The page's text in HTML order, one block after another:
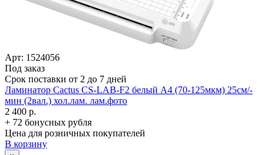
Арт: 1524056
Под заказ
Срок поставки от 2 до 7 дней
Ламинатор Cactus CS-LAB-F2 белый A4 (70-125мкм) 25см/­
мин (2вал.) хол.лам. лам.фото
2 400 р.
+ 72 бонусных рубля
Цена для розничных покупателей
В корзину